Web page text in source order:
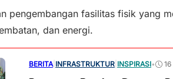
pengembangan fasilitas fisik yang
dan energi.
BERITA INFRASTRUKTUR INSPIRASI•